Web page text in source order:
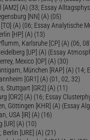
[AM2] (A) (33; Essay
[NN] (A) (05)
(A) (06; Essay Analytische
[HP] (A) (13)
Karlsruhe [CP] (A) (06,
[UP] (A) (Essay
Mexico [OP] (A) (30)
München [RAP] (A) (14;
[GR1] (A) (01, 02, 32)
Stuttgart [GR2] (A) (11)
[OR2] (A) (16; Essay
Göttingen [KHR] (A) (Essay
USA [IR] (A) (16)
[UR] (A) (10)
Berlin [URE] (A) (21)